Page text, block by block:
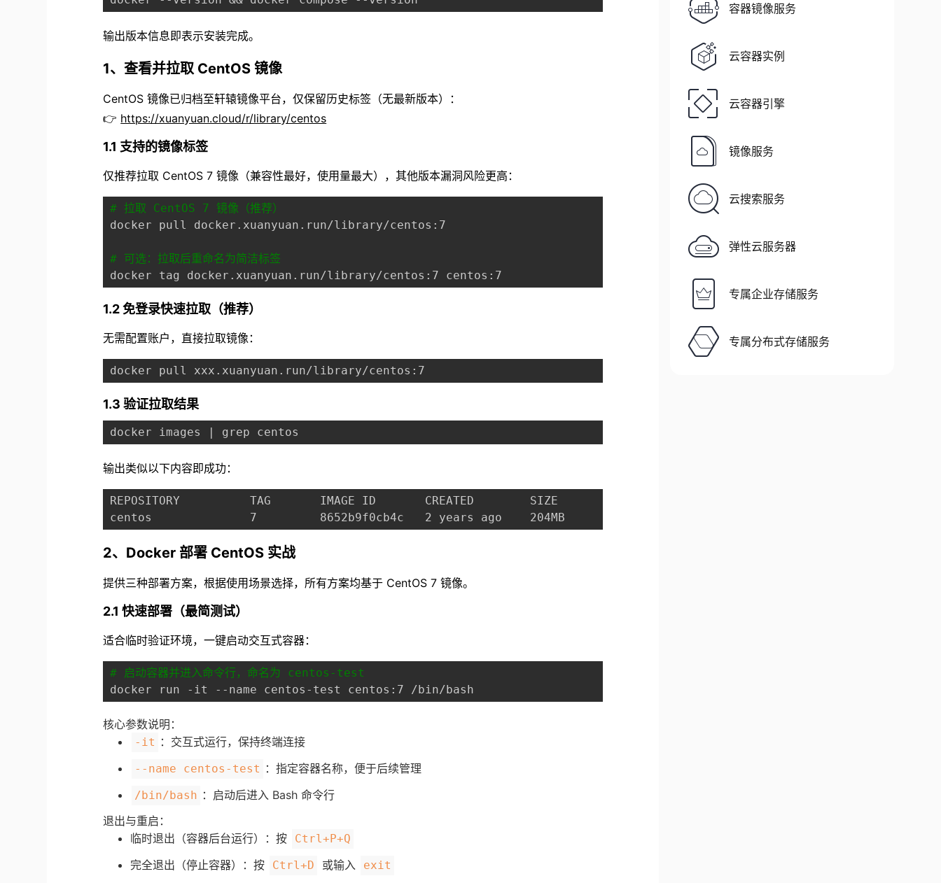
输出版本信息即表示安装完成。
1、查看并拉取 CentOS 镜像
CentOS 镜像已归档至轩辕镜像平台，仅保留历史标签（无最新版本）：
👉 https://xuanyuan.cloud/r/library/centos
1.1 支持的镜像标签
仅推荐拉取 CentOS 7 镜像（兼容性最好，使用量最大），其他版本漏洞风险更高：
# 拉取 CentOS 7 镜像（推荐）
docker pull docker.xuanyuan.run/library/centos:7
# 可选：拉取后重命名为简洁标签
1.2 免登录快速拉取（推荐）
无需配置账户，直接拉取镜像：
1.3 验证拉取结果
输出类似以下内容即成功：
REPOSITORY          TAG       IMAGE ID       CREATED        SIZE
2、Docker 部署 CentOS 实战
提供三种部署方案，根据使用场景选择，所有方案均基于 CentOS 7 镜像。
2.1 快速部署（最简测试）
适合临时验证环境，一键启动交互式容器：
# 启动容器并进入命令行，命名为 centos-test
核心参数说明：
-it ：交互式运行，保持终端连接
--name centos-test ：指定容器名称，便于后续管理
/bin/bash ：启动后进入 Bash 命令行
退出与重启：
临时退出（容器后台运行）：按
Ctrl+P+Q
完全退出（停止容器）：按 Ctrl+D 或输入 exit
容器镜像服务
云容器实例
云容器引擎
镜像服务
云搜索服务
弹性云服务器
专属企业存储服务
专属分布式存储服务